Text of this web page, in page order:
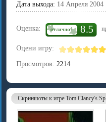
Дата выхода: 14 Апреля 2004
Оценка: отлично! 8.5
Оцени игру:
Просмотров: 2214
Скриншоты к игре Tom Clancy's